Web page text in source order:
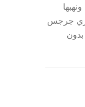
جرجس